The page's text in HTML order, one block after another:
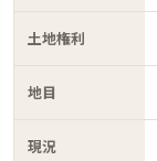
土地権利
地目
現況